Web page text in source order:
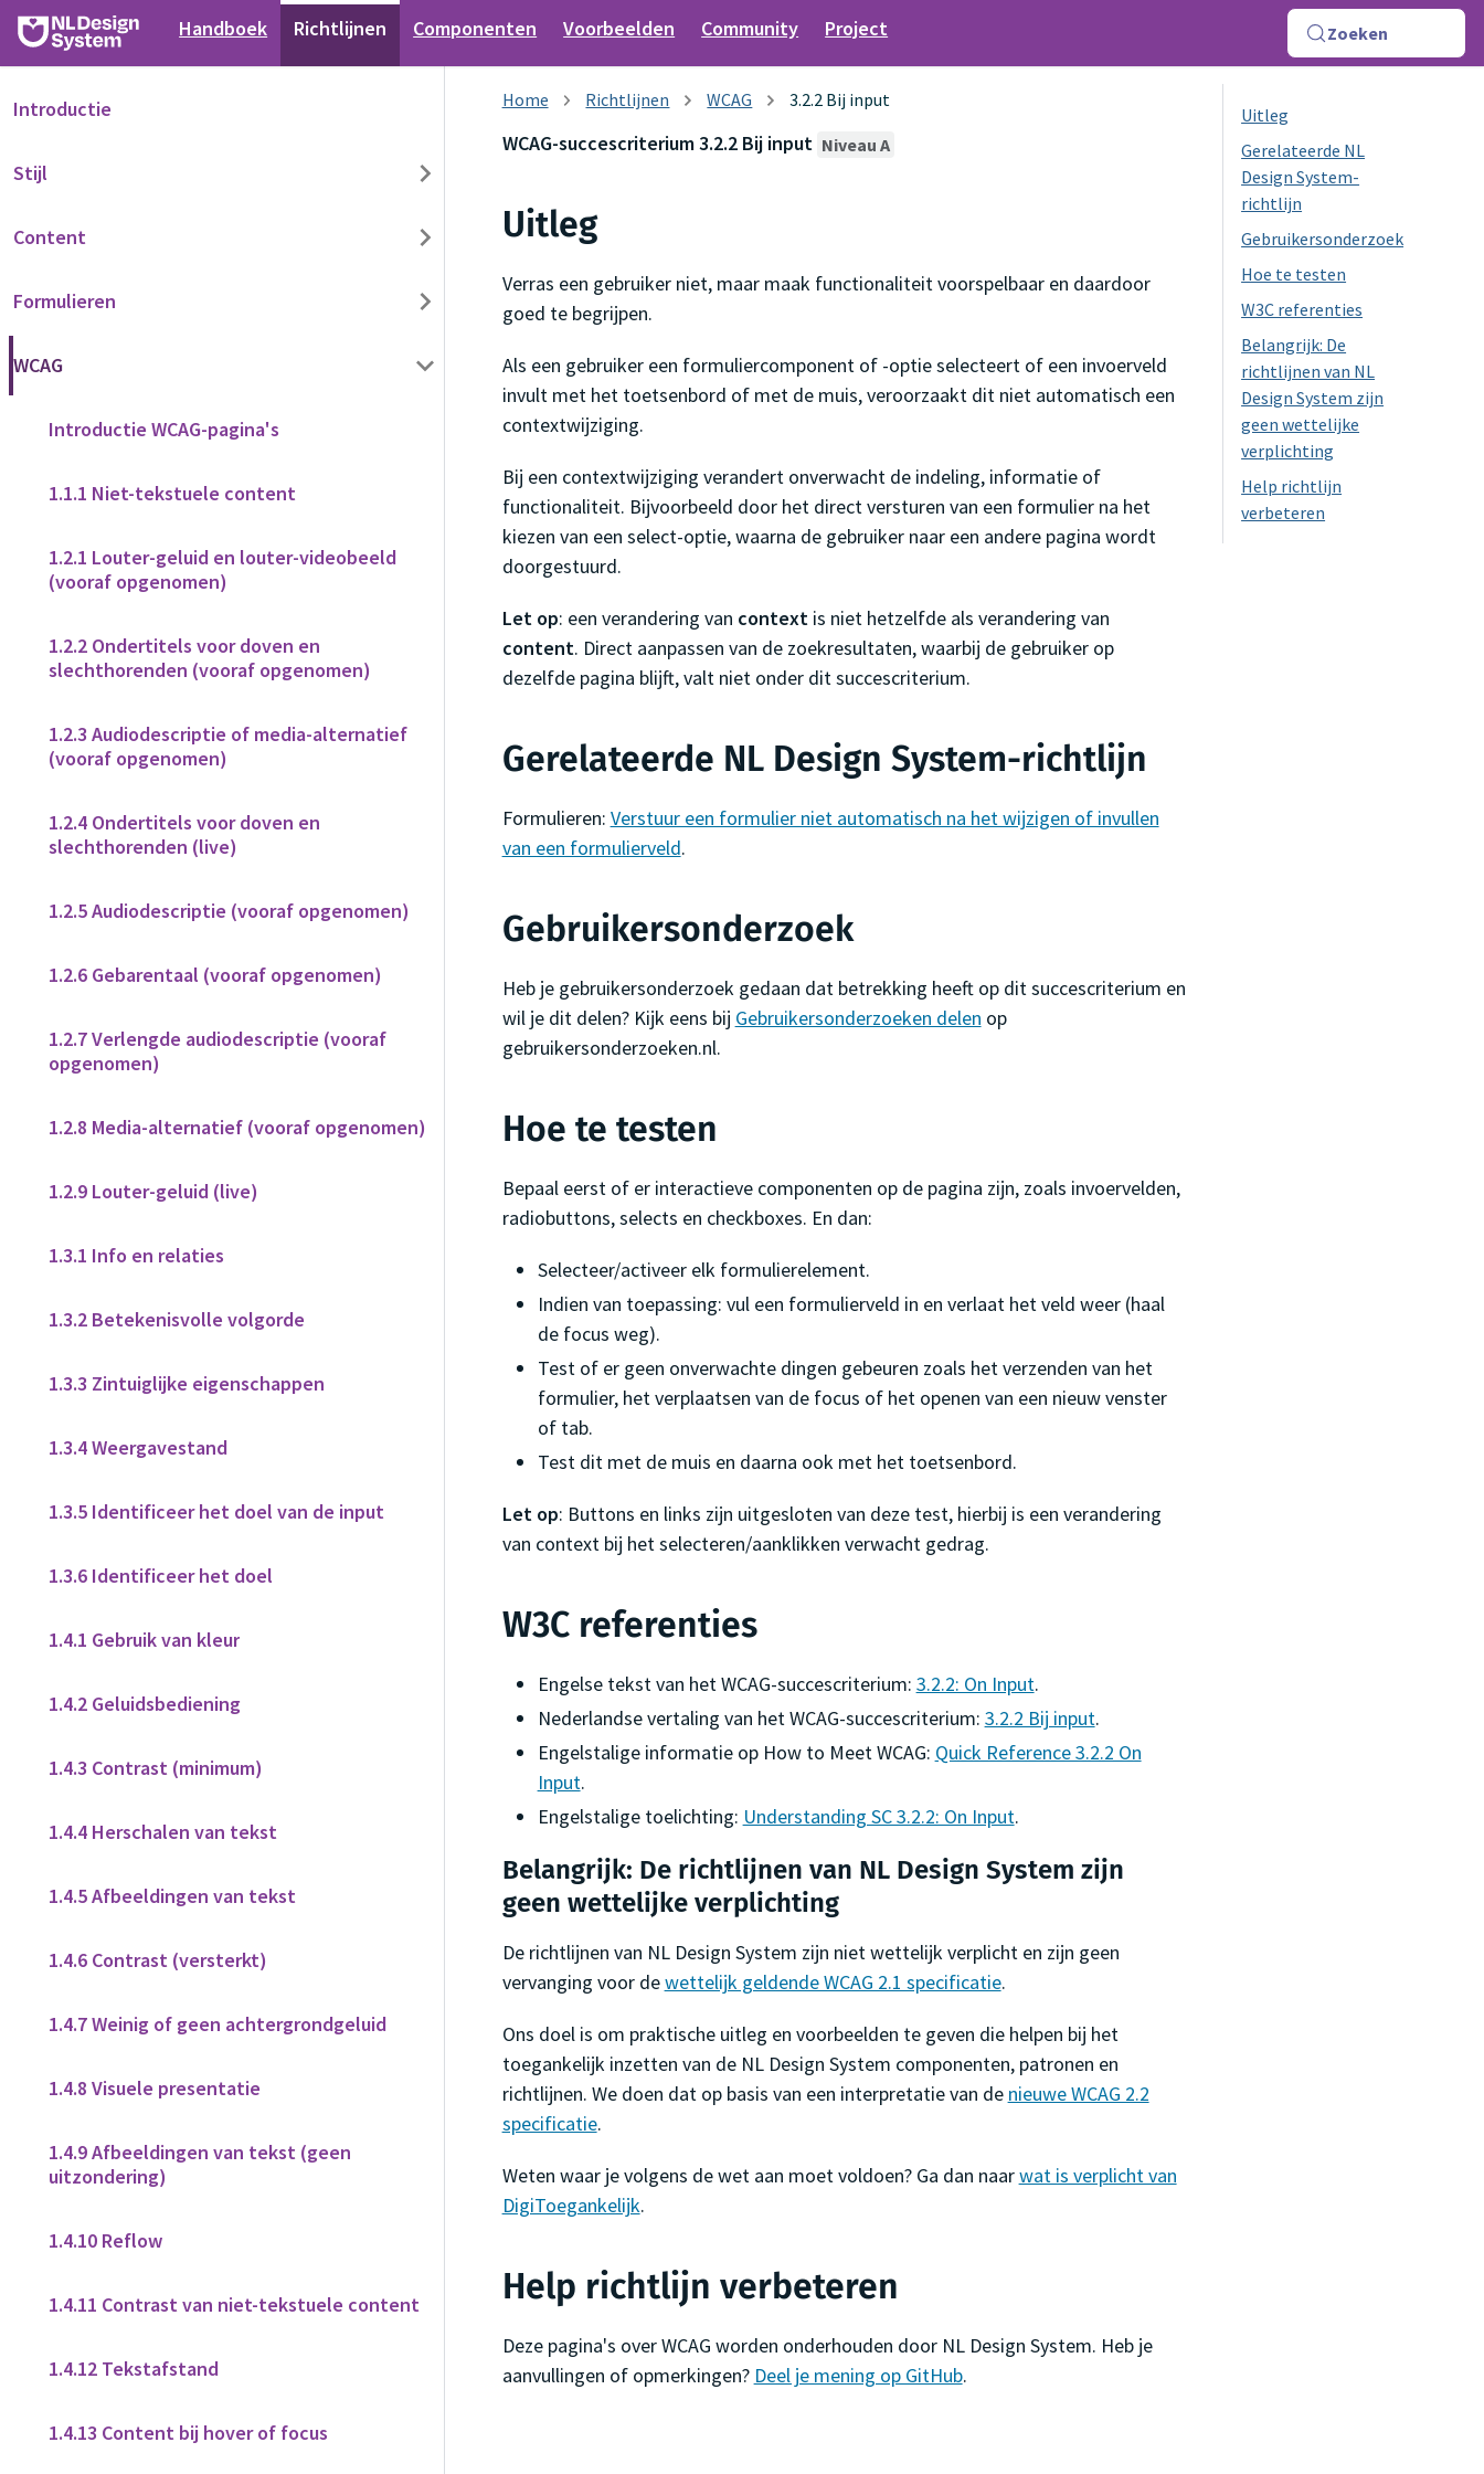
Handboek Richtlijnen Componenten Voorbeelden Community Project Zoeken
Introductie
Stijl
Content
Formulieren
WCAG
Introductie WCAG-pagina's
1.1.1 Niet-tekstuele content
1.2.1 Louter-geluid en louter-videobeeld
(vooraf opgenomen)
1.2.2 Ondertitels voor doven en
slechthorenden (vooraf opgenomen)
1.2.3 Audiodescriptie of media-alternatief
(vooraf opgenomen)
1.2.4 Ondertitels voor doven en
slechthorenden (live)
1.2.5 Audiodescriptie (vooraf opgenomen)
1.2.6 Gebarentaal (vooraf opgenomen)
1.2.7 Verlengde audiodescriptie (vooraf
opgenomen)
1.2.8 Media-alternatief (vooraf opgenomen)
1.2.9 Louter-geluid (live)
1.3.1 Info en relaties
1.3.2 Betekenisvolle volgorde
1.3.3 Zintuiglijke eigenschappen
1.3.4 Weergavestand
1.3.5 Identificeer het doel van de input
1.3.6 Identificeer het doel
1.4.1 Gebruik van kleur
1.4.2 Geluidsbediening
1.4.3 Contrast (minimum)
1.4.4 Herschalen van tekst
1.4.5 Afbeeldingen van tekst
1.4.6 Contrast (versterkt)
1.4.7 Weinig of geen achtergrondgeluid
1.4.8 Visuele presentatie
1.4.9 Afbeeldingen van tekst (geen
uitzondering)
1.4.10 Reflow
1.4.11 Contrast van niet-tekstuele content
1.4.12 Tekstafstand
1.4.13 Content bij hover of focus
Richtlijnen WCAG 3.2.2 Bij input
WCAG-succescriterium 3.2.2 Bij input Niveau A
Uitleg
Verras een gebruiker niet, maar maak functionaliteit voorspelbaar en daardoor
goed te begrijpen.
Als een gebruiker een formuliercomponent of -optie selecteert of een invoerveld
invult met het toetsenbord of met de muis, veroorzaakt dit niet automatisch een
contextwijziging.
Bij een contextwijziging verandert onverwacht de indeling, informatie of
functionaliteit. Bijvoorbeeld door het direct versturen van een formulier na het
kiezen van een select-optie, waarna de gebruiker naar een andere pagina wordt
doorgestuurd.
Let op: een verandering van contextis niet hetzelfde als verandering van
content. Direct aanpassen van de zoekresultaten, waarbij de gebruiker op
dezelfde pagina blijft, valt niet onder dit succescriterium.
Gerelateerde NL Design System-richtlijn
Formulieren: Verstuur een formulier niet automatisch na het wijzigen of invullen
van een formulierveld.
Gebruikersonderzoek
Heb je gebruikersonderzoek gedaan dat betrekking heeft op dit succescriterium en
wil je dit delen? Kijk eens bij Gebruikersonderzoeken delen op
gebruikersonderzoeken.nl.
Hoe te testen
Bepaal eerst of er interactieve componenten op de pagina zijn, zoals invoervelden,
radiobuttons, selects en checkboxes. En dan:
Selecteer/activeer elk formulierelement.
Indien van toepassing: vul een formulierveld in en verlaat het veld weer (haal
de focus weg).
Test of er geen onverwachte dingen gebeuren zoals het verzenden van het
formulier, het verplaatsen van de focus of het openen van een nieuw venster
of tab.
Test dit met de muis en daarna ook met het toetsenbord.
Let op: Buttons en links zijn uitgesloten van deze test, hierbij is een verandering
van context bij het selecteren/aanklikken verwacht gedrag.
W3C referenties
Engelse tekst van het WCAG-succescriterium: 3.2.2: On Input.
Nederlandse vertaling van het WCAG-succescriterium: 3.2.2 Bij input.
Engelstalige informatie op How to Meet WCAG: Quick Reference 3.2.2 On
Input.
Engelstalige toelichting: Understanding SC 3.2.2: On Input.
Belangrijk: De richtlijnen van NL Design System zijn
geen wettelijke verplichting
De richtlijnen van NL Design System zijn niet wettelijk verplicht en zijn geen
vervanging voor dewettelijk geldende WCAG 2.1 specificatie.
Ons doel is om praktische uitleg en voorbeelden te geven die helpen bij het
toegankelijk inzetten van de NL Design System componenten, patronen en
richtlijnen. We doen dat op basis van een interpretatie van de nieuwe WCAG 2.2
specificatie.
Weten waar je volgens de wet aan moet voldoen? Ga dan naarwat is verplicht van
DigiToegankelijk.
Help richtlijn verbeteren
Deze pagina's over WCAG worden onderhouden door NL Design System. Heb je
aanvullingen of opmerkingen? Deel je mening op GitHub.
Uitleg
Gerelateerde NL
Design System-
richtlijn
Gebruikersonderzoek
Hoe te testen
W3C referenties
Belangrijk: De
richtlijnen van NL
Design System zijn
geen wettelijke
verplichting
Help richtlijn
verbeteren